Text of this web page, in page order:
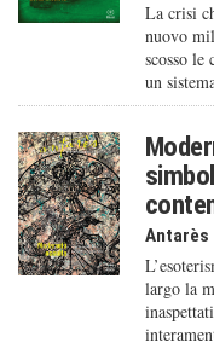
La crisi
nuovo
scosso le
un
Antarès
largo la